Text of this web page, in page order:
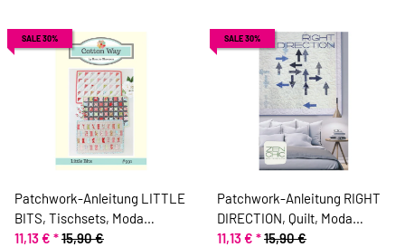
SALE 30%
Patchwork-Anleitung LITTLE
BITS, Tischsets, Moda
Fabrics
11,13 € *15,90 €
SALE 30%
Patchwork-Anleitung RIGHT
DIRECTION, Quilt, Moda
Fabrics
11,13 € *15,90 €